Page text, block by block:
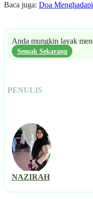
Baca juga: Doa
Anda mungkin layak
Semak Sekarang
PENULIS
NAZIRAH